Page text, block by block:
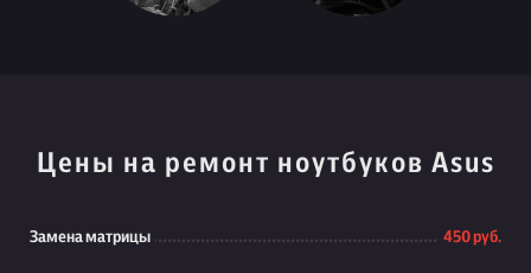
Цены на ремонт ноутбуков Asus
Замена матрицы 450 руб.